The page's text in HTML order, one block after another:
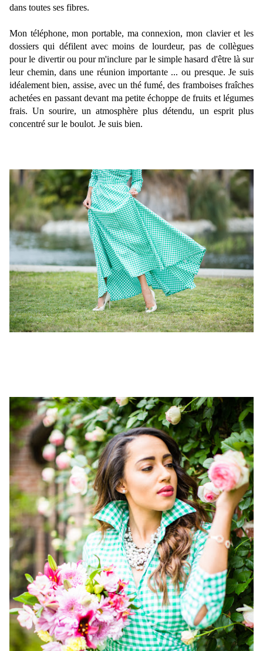
dans toutes ses fibres.
Mon téléphone, mon portable, ma connexion, mon clavier et les
dossiers qui défilent avec moins de lourdeur, pas de collègues
pour le divertir ou pour m'inclure par le simple hasard d'être là sur
leur chemin, dans une réunion importante ... ou presque. Je suis
idéalement bien, assise, avec un thé fumé, des framboises fraîches
achetées en passant devant ma petite échoppe de fruits et légumes
frais. Un sourire, un atmosphère plus détendu, un esprit plus
concentré sur le boulot. Je suis bien.